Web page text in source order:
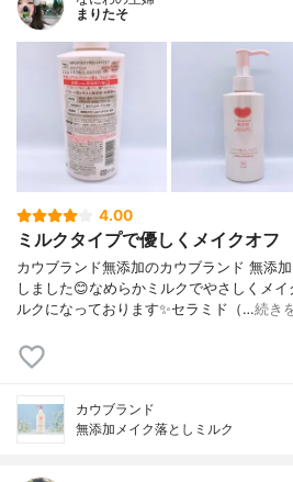
まりたそ
4.00
ミルクタイプで優しくメイクオフ
カウブランド無添加のカウブランド 無添
しました😊なめらかミルクでやさしくメ
ルクになっております✨セラミド（…続き
カウブランド
無添加メイク落としミルク